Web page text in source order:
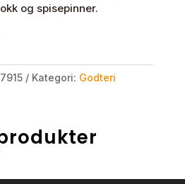
og spisepinner.
Kategori: Godteri